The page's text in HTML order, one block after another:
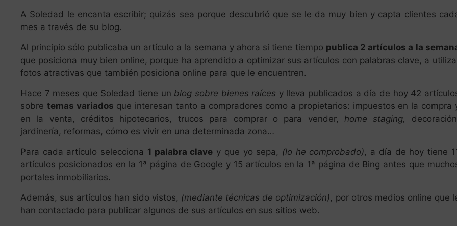
A Soledad le encanta escribir; quizás sea porque descubrió que se le da muy bien y capta clientes
mes a través de su blog.
Al principio sólo publicaba un artículo a la semana y ahora si tiene tiempo publica 2 artículos a la
que posiciona muy bien online, porque ha aprendido a optimizar sus artículos con palabras clave, a
fotos atractivas que también posiciona online para que le encuentren.
Hace 7 meses que Soledad tiene un blog sobre bienes raíces y lleva publicados a día de hoy 42
sobre temas variados que interesan tanto a compradores como a propietarios: impuestos en la compra
en la venta, créditos hipotecarios, trucos para comprar o para vender, home staging,
jardinería, reformas, cómo es vivir en una determinada zona…
Para cada artículo selecciona 1 palabra clave y que yo sepa, (lo he comprobado), a día de hoy tiene
artículos posicionados en la 1ª página de Google y 15 artículos en la 1ª página de Bing antes que
portales inmobiliarios.
Además, sus artículos han sido vistos, (mediante técnicas de optimización), por otros medios online que
han contactado para publicar algunos de sus artículos en sus sitios web.